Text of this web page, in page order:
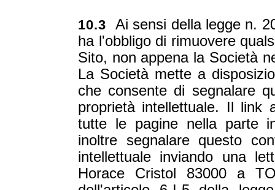
10.3 Ai sensi della legge n.
ha l'obbligo di rimuovere
Sito, non appena la Società
La Società mette a
che consente di segnalare
proprietà intellettuale. Il link
tutte le pagine nella parte
inoltre segnalare questo
intellettuale inviando una
Horace Cristol 83000 a